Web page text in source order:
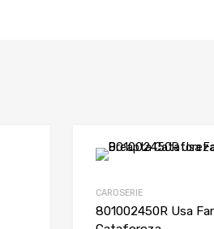
CAROSERIE
801002450R Usa